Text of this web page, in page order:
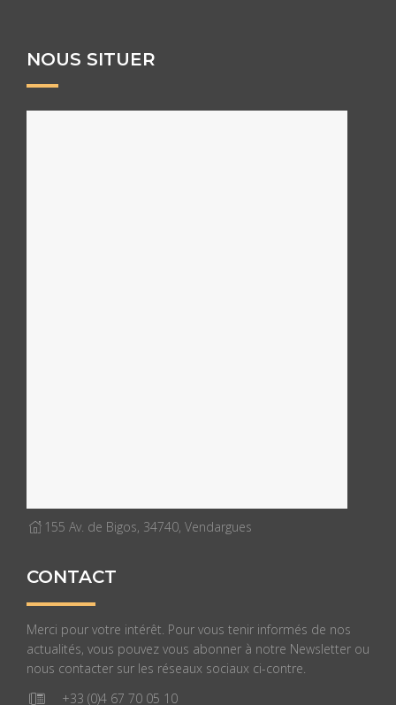
NOUS SITUER
155 Av. de Bigos, 34740, Vendargues
CONTACT
Merci pour votre intérêt. Pour vous tenir informés de nos
actualités, vous pouvez vous abonner à notre Newsletter ou
nous contacter sur les réseaux sociaux ci-contre.
+33 (0)4 67 70 05 10